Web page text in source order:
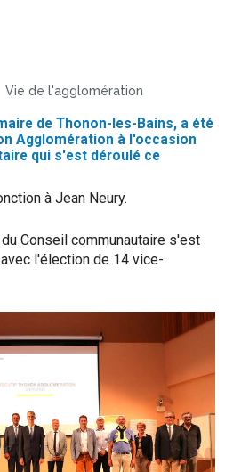
Vie de l'agglomération
de Thonon-les-Bains, a été
Agglomération à l'occasion
qui s'est déroulé ce
à Jean Neury.
Conseil communautaire s'est
l'élection de 14 vice-